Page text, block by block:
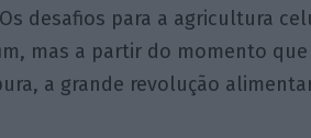
desafios para a agricultura
mas a partir do momento
a grande revolução